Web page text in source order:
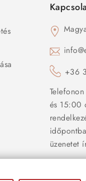
+36
és 15:00
üzenetet